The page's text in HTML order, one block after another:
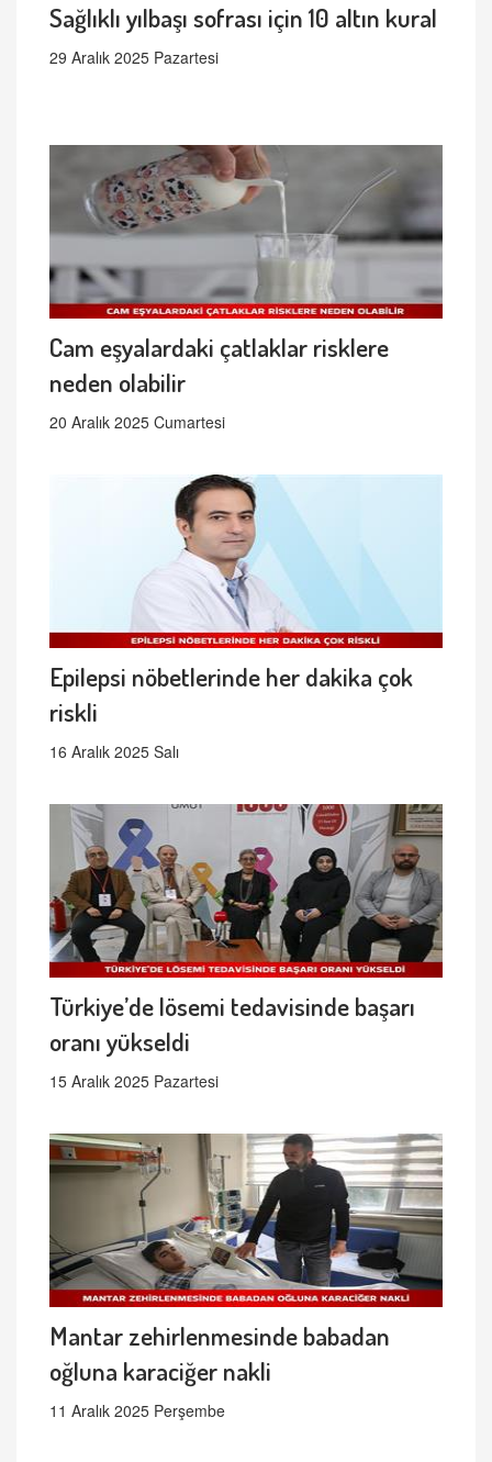
Sağlıklı yılbaşı sofrası için 10 altın kural
29 Aralık 2025 Pazartesi
Cam eşyalardaki çatlaklar risklere
neden olabilir
20 Aralık 2025 Cumartesi
Epilepsi nöbetlerinde her dakika çok
riskli
16 Aralık 2025 Salı
Türkiye’de lösemi tedavisinde başarı
oranı yükseldi
15 Aralık 2025 Pazartesi
Mantar zehirlenmesinde babadan
oğluna karaciğer nakli
11 Aralık 2025 Perşembe